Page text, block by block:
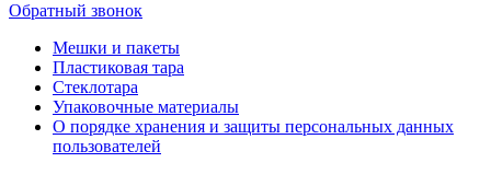
Обратный звонок
Мешки и пакеты
Пластиковая тара
Стеклотара
Упаковочные материалы
О порядке хранения и защиты персональных данных
пользователей